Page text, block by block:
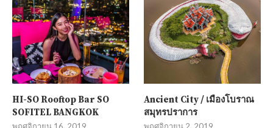
HI-SO Rooftop Bar SO
SOFITEL BANGKOK
Ancient City / เมืองโบราณ
สมุทรปราการ